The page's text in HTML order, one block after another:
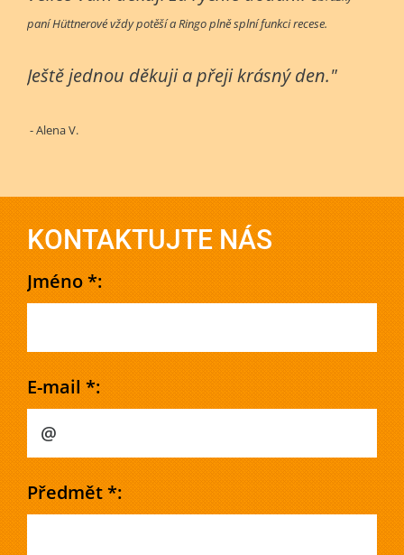
paní Hüttnerové vždy potěší a Ringo plně splní funkci recese.
Ještě jednou děkuji a přeji krásný den."
- Alena V.
KONTAKTUJTE NÁS
Jméno *:
E-mail *:
Předmět *: